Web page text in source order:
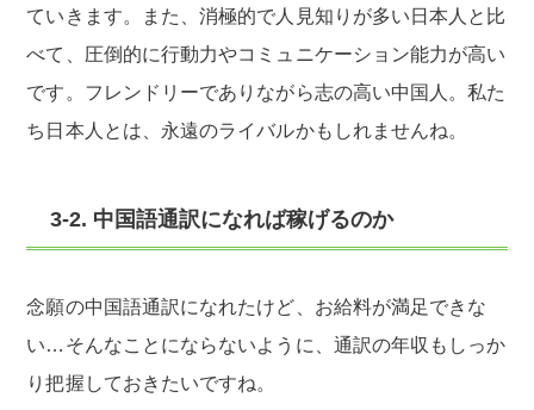
ていきます。また、消極的で人見知りが多い日本人と比
べて、圧倒的に行動力やコミュニケーション能力が高い
です。フレンドリーでありながら志の高い中国人。私た
ち日本人とは、永遠のライバルかもしれませんね。
3-2. 中国語通訳になれば稼げるのか
念願の中国語通訳になれたけど、お給料が満足できな
い…そんなことにならないように、通訳の年収もしっか
り把握しておきたいですね。